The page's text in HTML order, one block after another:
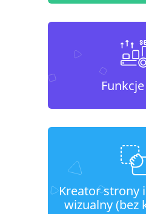
Funkcje
Kreator strony
wizualny (bez